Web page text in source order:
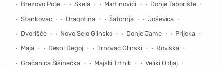
Brezovo Polje
Skela Martinovići
Donje Taborište
Stankovac
Dragotina Šatornja
Joševica
Dvorišće
Novo Selo Glinsko Donje Jame
Prijeka
Maja
Desni Degoj Trnovac Glinski
Roviška
Gračanica Šišinečka
Majski Trtnik
Veliki Obljaj